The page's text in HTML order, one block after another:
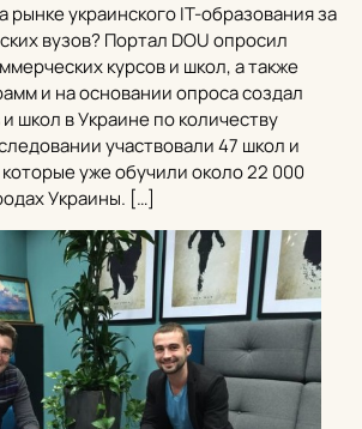
рынке украинского IT-образования за
вузов? Портал DOU опросил
курсов и школ, а также
и на основании опроса создал
школ в Украине по количеству
участвовали 47 школ и
уже обучили около 22 000
Украины. […]